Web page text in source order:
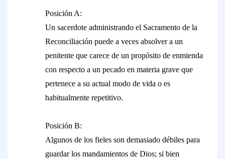
Posición A:
Un sacerdote administrando el Sacramento de la
Reconciliación puede a veces absolver a un
penitente que carece de un propósito de enmienda
con respecto a un pecado en materia grave que
pertenece a su actual modo de vida o es
habitualmente repetitivo.
Posición B:
Algunos de los fieles son demasiado débiles para
guardar los mandamientos de Dios; si bien